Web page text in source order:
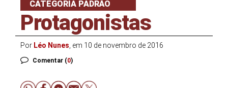
CATEGORIA PADRÃO
Protagonistas
Por Léo Nunes , em 10 de novembro de 2016
Comentar (0)